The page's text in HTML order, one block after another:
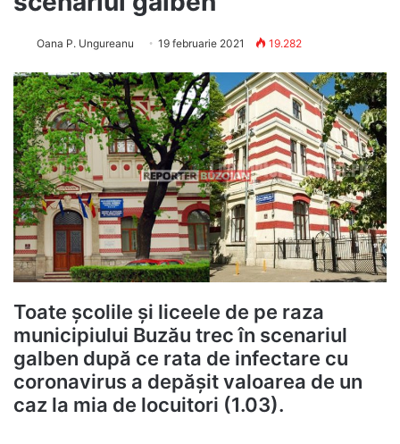
Oana P. Ungureanu 19 februarie 2021 19.282
Toate școlile și liceele de pe raza
municipiului Buzău trec în scenariul
galben după ce rata de infectare cu
coronavirus a depășit valoarea de un
caz la mia de locuitori (1.03).